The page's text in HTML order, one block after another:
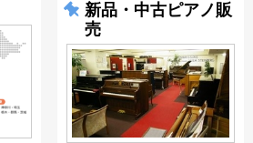
新品・中古ピアノ販
売